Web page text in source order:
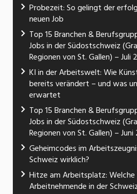
Probezeit: So gelingt der
neuen Job
Top 15 Branchen &
Jobs in der Südostschweiz
Regionen von St. Gallen) – Juli
KI in der Arbeitswelt: Wie
bereits verändert – und was
erwartet
Top 15 Branchen &
Jobs in der Südostschweiz
Regionen von St. Gallen) –
Geheimcodes im
Schweiz wirklich?
Hitze am Arbeitsplatz: Welche
Arbeitnehmende in der